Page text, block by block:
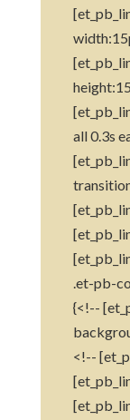
all 0.3s
.et-pb-
{<!--
<!--